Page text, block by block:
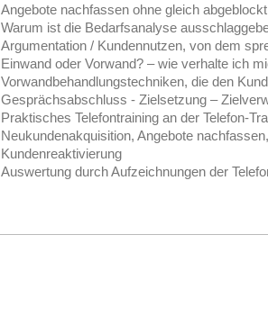
Angebote nachfassen ohne gleich
Warum ist die Bedarfsanalyse
Argumentation / Kundennutzen, von dem
Einwand oder Vorwand? – wie verhalte ich
Vorwandbehandlungstechniken, die den
Gesprächsabschluss - Zielsetzung –
Praktisches Telefontraining an der Telefon-
Neukundenakquisition, Angebote
Kundenreaktivierung
Auswertung durch Aufzeichnungen der